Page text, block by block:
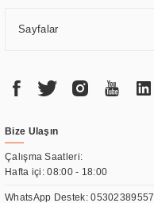
Sayfalar
Bize Ulaşın
Çalışma Saatleri:
Hafta içi: 08:00 - 18:00
WhatsApp Destek:05302389557